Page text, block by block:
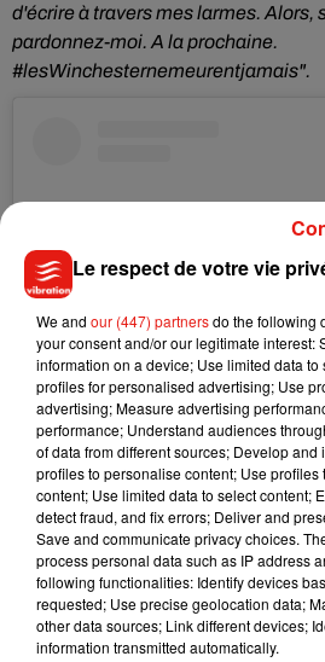
d'écrire à travers mes larmes. Alors,
pardonnez-moi. A la prochaine.
#lesWinchesternemeurentjamais".
Voir cette publication sur Instagram
Dear #spnfamily , Season 1
to know that next season, SEASON
season of #supernatural. I am so
family that we’ve all built together. I
appreciative of y’all than my meager
to describe. I’m also typing through
me. ‘Til next time.
Le respect de votre vie
We and our (447) partnersdo the following
your consent and/or our legitimate interest:
information on a device; Use limited data
profiles for personalised advertising; Use
advertising; Measure advertising
performance; Understand audiences
of data from different sources; Develop
profiles to personalise content; Use profiles
content; Use limited data to select content;
detect fraud, and fix errors; Deliver and
Save and communicate privacy choices.
process personal data such as IP address
following functionalities: Identify devices
requested; Use precise geolocation data;
other data sources; Link different devices;
information transmitted automatically.